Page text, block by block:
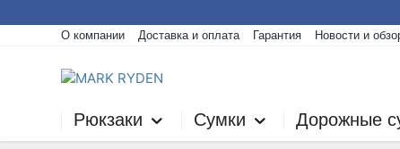
О компании Доставка и оплата Гарантия Новости и
Рюкзаки Сумки Дорожные